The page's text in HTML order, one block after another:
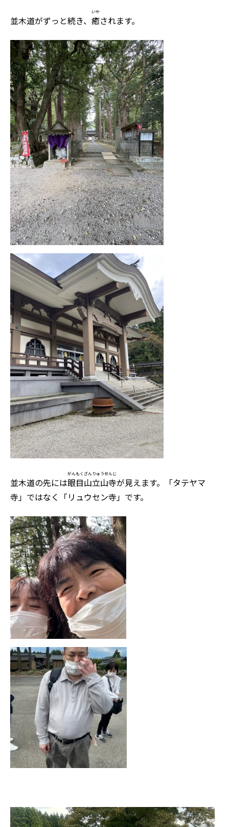
並木道がずっと続き、 癒
いや
されます。
並木道の先には眼目山
がんもくざん
立山寺
りゅうせんじ
が見えます。「タテヤマ
寺」ではなく「リュウセン寺」です。